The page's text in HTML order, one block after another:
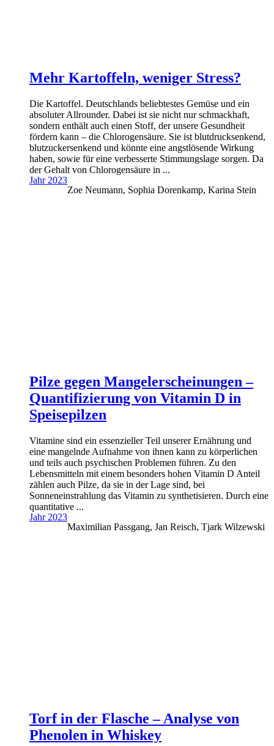
Mehr Kartoffeln, weniger Stress?
Die Kartoffel. Deutschlands beliebtestes Gemüse und ein
absoluter Allrounder. Dabei ist sie nicht nur schmackhaft,
sondern enthält auch einen Stoff, der unsere Gesundheit
fördern kann – die Chlorogensäure. Sie ist blutdrucksenkend,
blutzuckersenkend und könnte eine angstlösende Wirkung
haben, sowie für eine verbesserte Stimmungslage sorgen. Da
der Gehalt von Chlorogensäure in ...
Jahr 2023
Zoe Neumann, Sophia Dorenkamp, Karina Stein
Pilze gegen Mangelerscheinungen –
Quantifizierung von Vitamin D in
Speisepilzen
Vitamine sind ein essenzieller Teil unserer Ernährung und
eine mangelnde Aufnahme von ihnen kann zu körperlichen
und teils auch psychischen Problemen führen. Zu den
Lebensmitteln mit einem besonders hohen Vitamin D Anteil
zählen auch Pilze, da sie in der Lage sind, bei
Sonneneinstrahlung das Vitamin zu synthetisieren. Durch eine
quantitative ...
Jahr 2023
Maximilian Passgang, Jan Reisch, Tjark Wilzewski
Torf in der Flasche – Analyse von
Phenolen in Whiskey